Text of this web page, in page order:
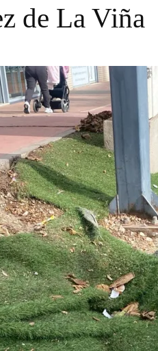
de La Viña